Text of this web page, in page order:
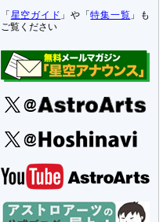
「 星空ガイド 」や「特集一覧 」も
ご覧ください